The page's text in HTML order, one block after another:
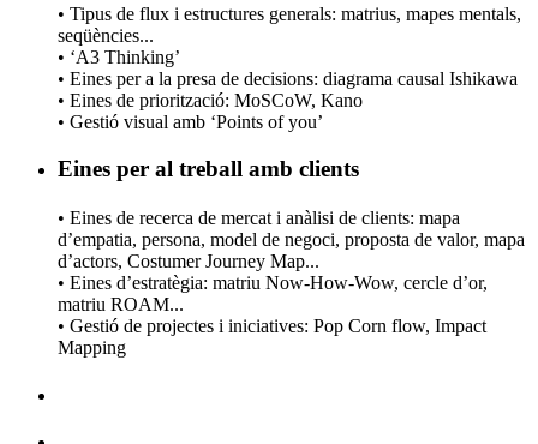
• Tipus de flux i estructures generals: matrius, mapes mentals,
seqüències...
• ‘A3 Thinking’
• Eines per a la presa de decisions: diagrama causal Ishikawa
• Eines de priorització: MoSCoW, Kano
• Gestió visual amb ‘Points of you’
Eines per al treball amb clients
• Eines de recerca de mercat i anàlisi de clients: mapa
d’empatia, persona, model de negoci, proposta de valor, mapa
d’actors, Costumer Journey Map...
• Eines d’estratègia: matriu Now-How-Wow, cercle d’or,
matriu ROAM...
• Gestió de projectes i iniciatives: Pop Corn flow, Impact
Mapping